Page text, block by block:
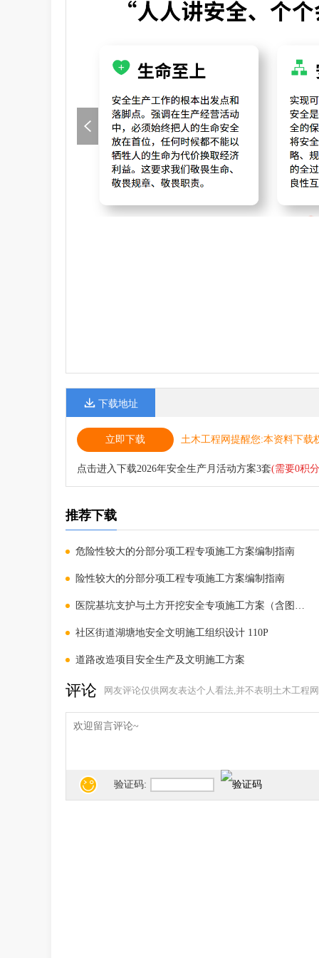
下载地址
立即下载 土木工程网提醒您:本资料下载
点击进入下载2026年安全生产月活动方案3套(需要0积
推荐下载
危险性较大的分部分项工程专项施工方案编制指南
险性较大的分部分项工程专项施工方案编制指南
医院基坑支护与土方开挖安全专项施工方案（含图纸）
社区街道湖塘地安全文明施工组织设计 110P
道路改造项目安全生产及文明施工方案
评论 网友评论仅供网友表达个人看法,并不表明土木工程
验证码: